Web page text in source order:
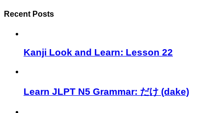
Recent Posts
Kanji Look and Learn: Lesson 22
Learn JLPT N5 Grammar: だけ (dake)